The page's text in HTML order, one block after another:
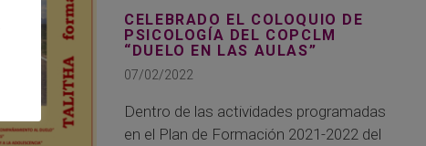
CELEBRADO EL COLOQUIO DE
PSICOLOGÍA DEL COPCLM
“DUELO EN LAS AULAS”
07/02/2022
Dentro de las actividades programadas
en el Plan de Formación 2021-2022 del